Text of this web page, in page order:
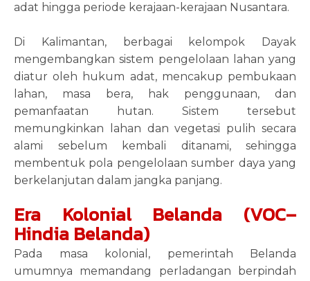
adat hingga periode kerajaan-kerajaan Nusantara.
Di Kalimantan, berbagai kelompok Dayak
mengembangkan sistem pengelolaan lahan yang
diatur oleh hukum adat, mencakup pembukaan
lahan, masa bera, hak penggunaan, dan
pemanfaatan hutan. Sistem tersebut
memungkinkan lahan dan vegetasi pulih secara
alami sebelum kembali ditanami, sehingga
membentuk pola pengelolaan sumber daya yang
berkelanjutan dalam jangka panjang.
Era Kolonial Belanda (VOC–
Hindia Belanda)
Pada masa kolonial, pemerintah Belanda
umumnya memandang perladangan berpindah